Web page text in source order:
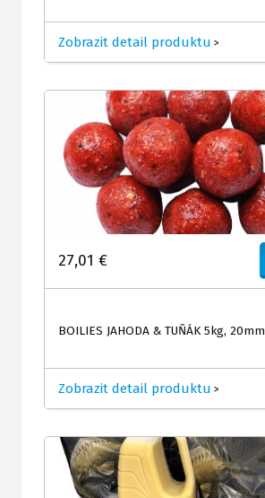
Zobrazit detail produktu >
27,01 €
BOILIES JAHODA & TUŇÁK 5kg, 20mm
Zobrazit detail produktu >